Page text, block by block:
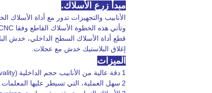
مبدأ زرع الأسلاك.
الأنابيب والتجهيزات تدور مع أداة الأسلاك
وتأتي هذه الخطوة الأسلاك القاطع وفقا CNC البرمجة، تشكل الملعب ثابتة أو متغيرة باستمرار.
قطع أداة الأسلاك السطح الداخلي، خدش
إغلاق البلاستيك خدش مع عجلات.
الميزات
1 دقة عالية من الأنابيب حجم الداخلية (Ovality
2 سهل العملية، التي تسيطر عليها